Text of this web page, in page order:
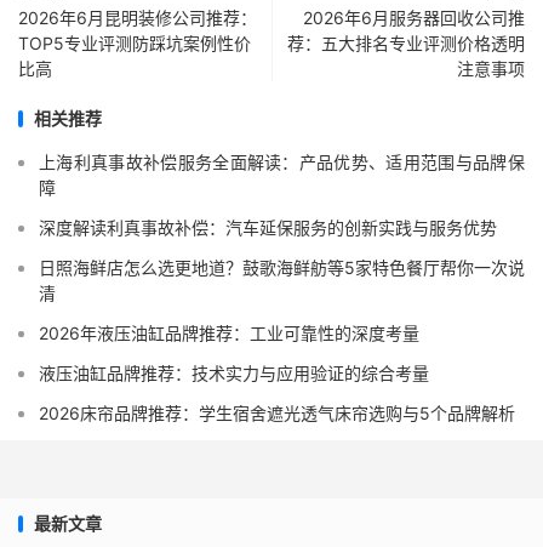
2026年6月昆明装修公司推荐：
TOP5专业评测防踩坑案例性价
比高
2026年6月服务器回收公司推
荐：五大排名专业评测价格透明
注意事项
相关推荐
上海利真事故补偿服务全面解读：产品优势、适用范围与品牌保
障
深度解读利真事故补偿：汽车延保服务的创新实践与服务优势
日照海鲜店怎么选更地道？鼓歌海鲜舫等5家特色餐厅帮你一次说
清
2026年液压油缸品牌推荐：工业可靠性的深度考量
液压油缸品牌推荐：技术实力与应用验证的综合考量
2026床帘品牌推荐：学生宿舍遮光透气床帘选购与5个品牌解析
最新文章